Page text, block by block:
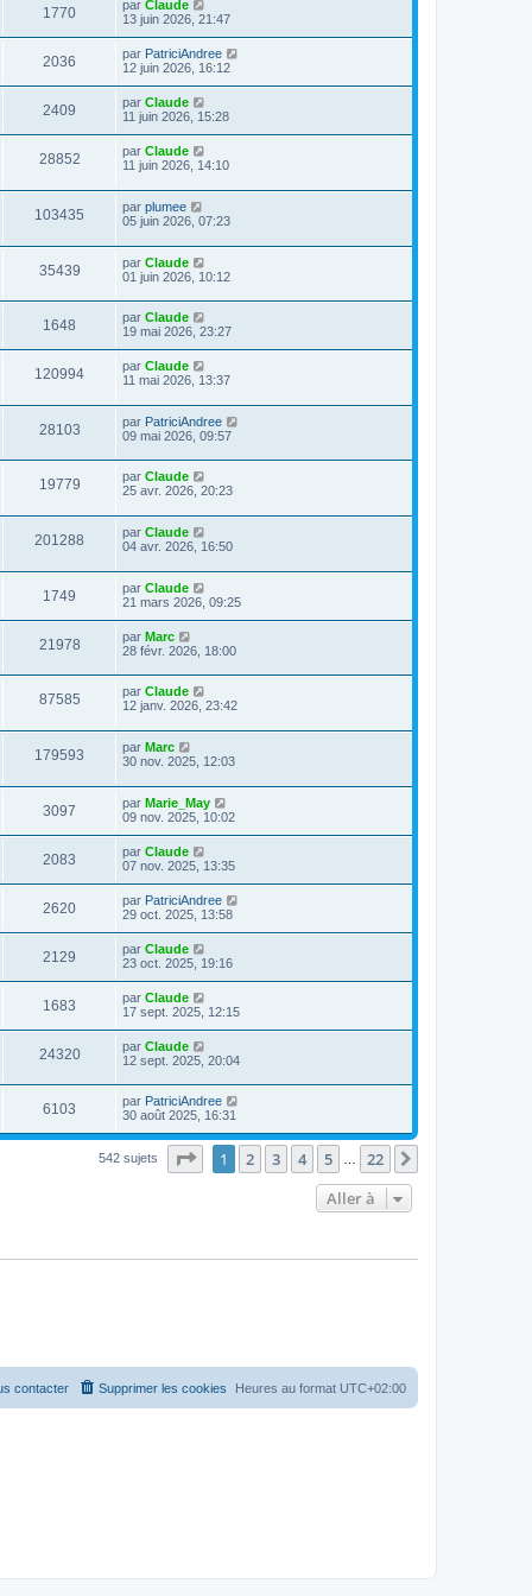
1770 par Claude
13 juin 2026, 21:47
2036 par PatriciAndree
12 juin 2026, 16:12
2409 par Claude
11 juin 2026, 15:28
28852 par Claude
11 juin 2026, 14:10
103435 par plumee
05 juin 2026, 07:23
35439 par Claude
01 juin 2026, 10:12
1648 par Claude
19 mai 2026, 23:27
120994 par Claude
11 mai 2026, 13:37
28103 par PatriciAndree
09 mai 2026, 09:57
19779 par Claude
25 avr. 2026, 20:23
201288 par Claude
04 avr. 2026, 16:50
1749 par Claude
21 mars 2026, 09:25
21978 par Marc
28 févr. 2026, 18:00
87585 par Claude
12 janv. 2026, 23:42
179593 par Marc
30 nov. 2025, 12:03
3097 par Marie_May
09 nov. 2025, 10:02
2083 par Claude
07 nov. 2025, 13:35
2620 par PatriciAndree
29 oct. 2025, 13:58
2129 par Claude
23 oct. 2025, 19:16
1683 par Claude
17 sept. 2025, 12:15
24320 par Claude
12 sept. 2025, 20:04
6103 par PatriciAndree
30 août 2025, 16:31
542 sujets Page sur22
1 2 3 4 5 22
Aller à
Heures au format UTC+02:00
Supprimer les cookies
contacter